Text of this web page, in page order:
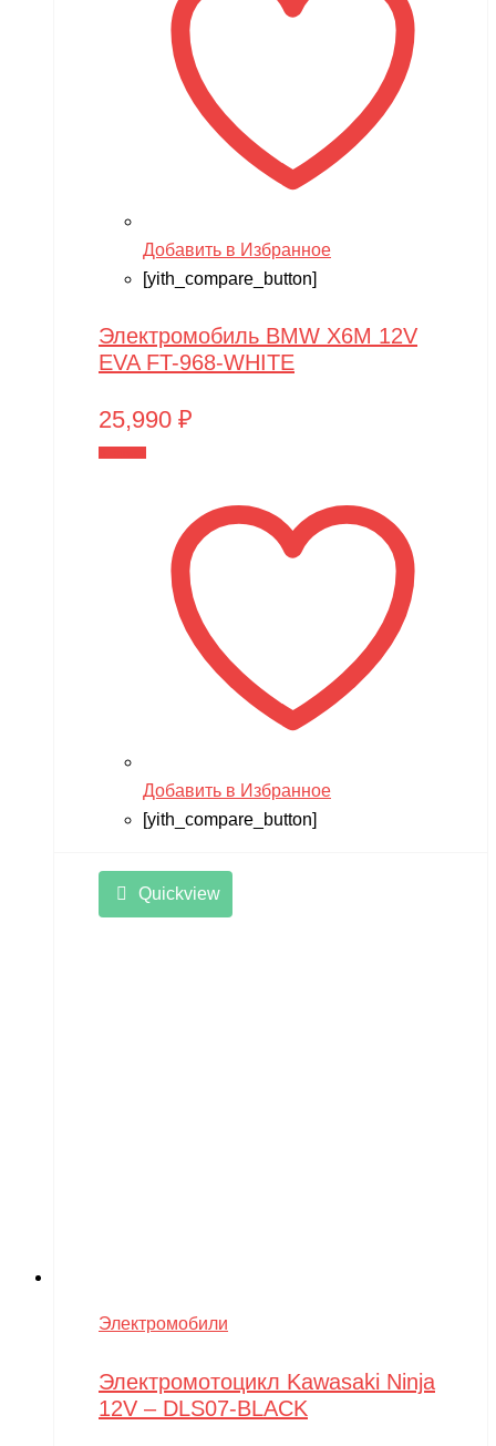
Добавить в Избранное
[yith_compare_button]
Электромобиль BMW X6M 12V
EVA FT-968-WHITE
25,990 ₽
Добавить в Избранное
[yith_compare_button]
Quickview
Электромобили
Электромотоцикл Kawasaki Ninja
12V – DLS07-BLACK